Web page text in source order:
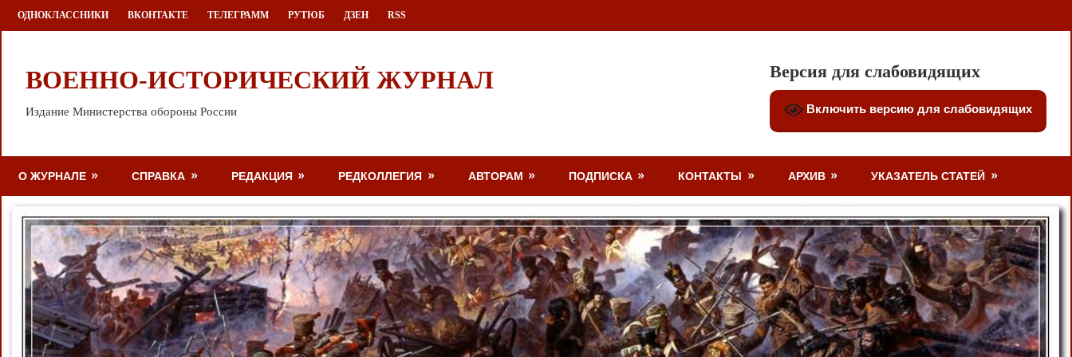
Перейти
к
ОДНОКЛАССНИКИ ВКОНТАКТЕ ТЕЛЕГРАММ РУТЮБ ДЗЕН RSS
ВОЕННО-ИСТОРИЧЕСКИЙ ЖУРНАЛ
Издание Министерства обороны России
Версия для слабовидящих
Включить версию для слабовидящих
О ЖУРНАЛЕ СПРАВКА РЕДАКЦИЯ РЕДКОЛЛЕГИЯ АВТОРАМ ПОДПИСКА КОНТАКТЫ АРХИВ УКАЗАТЕЛЬ СТАТЕЙ